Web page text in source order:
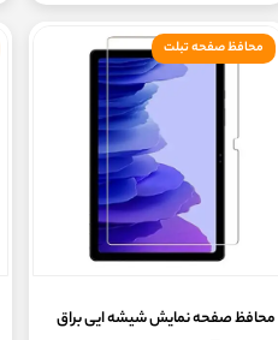
محافظ صفحه نمایش شیشه ایی براق
محافظ صفحه تبلت